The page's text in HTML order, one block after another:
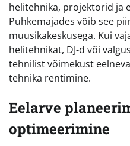
helitehnika, projektorid ja
Puhkemajades võib see
muusikakeskusega. Kui
helitehnikat, DJ-d või
tehnilist võimekust
tehnika rentimine.
Eelarve
optimeerimine